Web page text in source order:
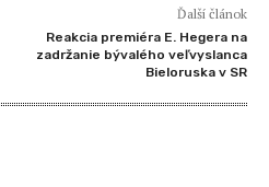
Ďalší článok
Reakcia premiéra E. Hegera na
zadržanie bývalého veľvyslanca
Bieloruska v SR